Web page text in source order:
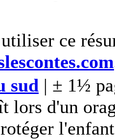
ce
sud | ± 1½
lors d'un